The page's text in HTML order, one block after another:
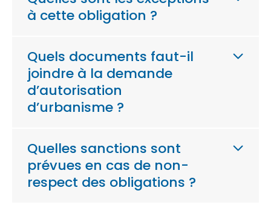
à cette obligation ?
Quels documents faut-il
joindre à la demande
d’autorisation
d’urbanisme ?
Quelles sanctions sont
prévues en cas de non-
respect des obligations ?